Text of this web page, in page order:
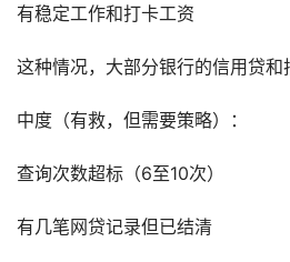
有稳定工作和打卡工资
这种情况，大部分银行的信用贷和
中度（有救，但需要策略）：
查询次数超标（6至10次）
有几笔网贷记录但已结清